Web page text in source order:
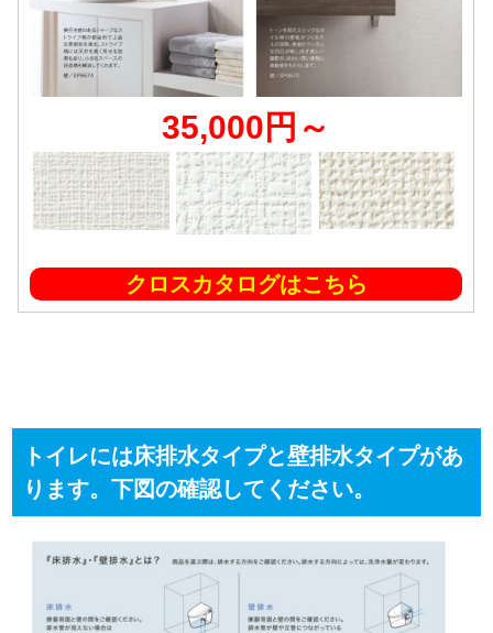
35,000円～
クロスカタログはこちら
トイレには床排水タイプと壁排水タイプがあ
ります。下図の確認してください。